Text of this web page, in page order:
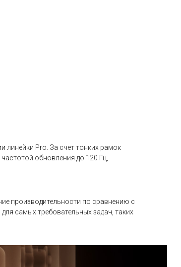
линейки Pro. За счет тонких рамок
обновления до 120 Гц,
производительности по сравнению с
самых требовательных задач, таких